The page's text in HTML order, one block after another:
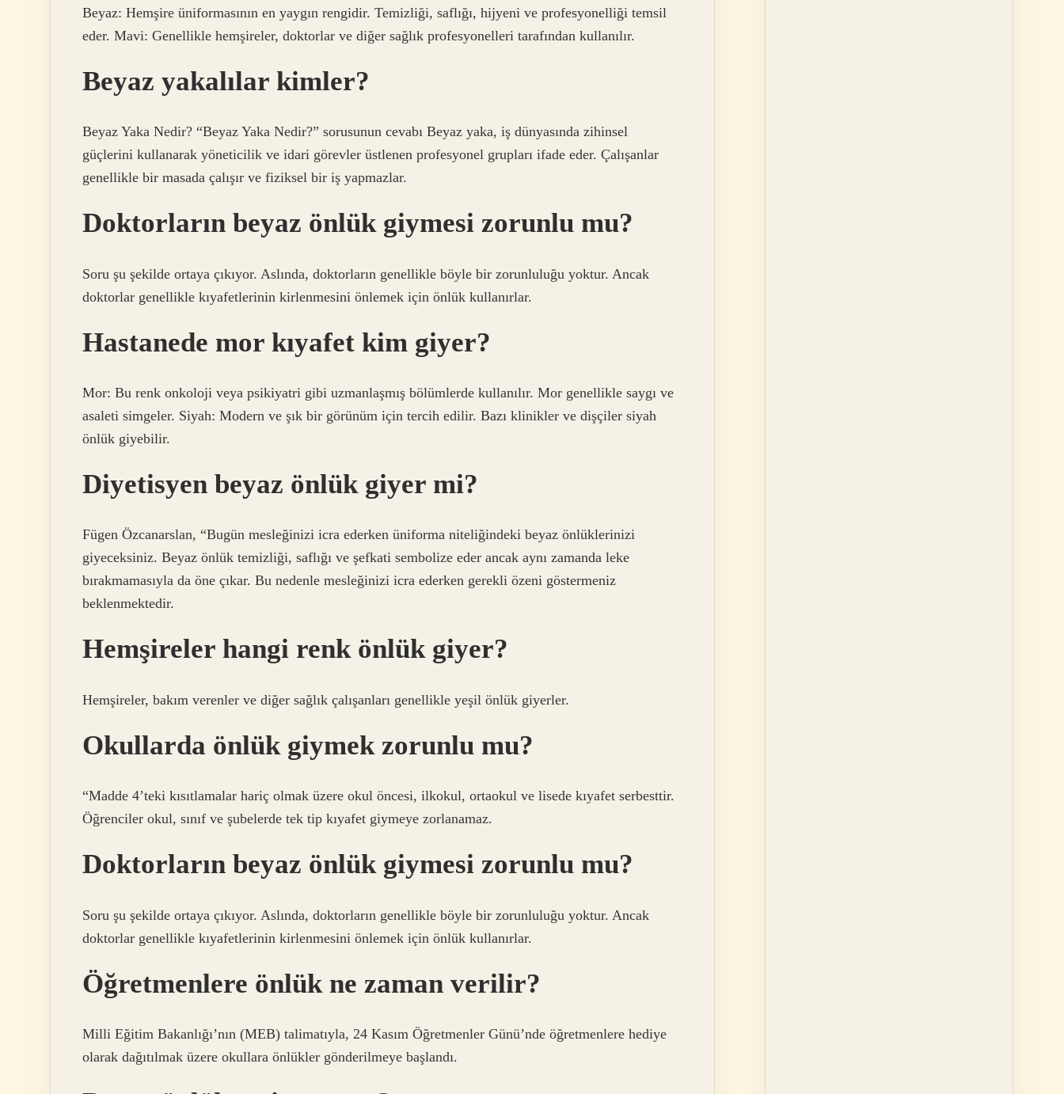
Beyaz: Hemşire üniformasının en yaygın rengidir. Temizliği, saflığı, hijyeni ve profesyonelliği temsil
eder. Mavi: Genellikle hemşireler, doktorlar ve diğer sağlık profesyonelleri tarafından kullanılır.
Beyaz yakalılar kimler?
Beyaz Yaka Nedir? “Beyaz Yaka Nedir?” sorusunun cevabı Beyaz yaka, iş dünyasında zihinsel
güçlerini kullanarak yöneticilik ve idari görevler üstlenen profesyonel grupları ifade eder. Çalışanlar
genellikle bir masada çalışır ve fiziksel bir iş yapmazlar.
Doktorların beyaz önlük giymesi zorunlu mu?
Soru şu şekilde ortaya çıkıyor. Aslında, doktorların genellikle böyle bir zorunluluğu yoktur. Ancak
doktorlar genellikle kıyafetlerinin kirlenmesini önlemek için önlük kullanırlar.
Hastanede mor kıyafet kim giyer?
Mor: Bu renk onkoloji veya psikiyatri gibi uzmanlaşmış bölümlerde kullanılır. Mor genellikle saygı ve
asaleti simgeler. Siyah: Modern ve şık bir görünüm için tercih edilir. Bazı klinikler ve dişçiler siyah
önlük giyebilir.
Diyetisyen beyaz önlük giyer mi?
Fügen Özcanarslan, “Bugün mesleğinizi icra ederken üniforma niteliğindeki beyaz önlüklerinizi
giyeceksiniz. Beyaz önlük temizliği, saflığı ve şefkati sembolize eder ancak aynı zamanda leke
bırakmamasıyla da öne çıkar. Bu nedenle mesleğinizi icra ederken gerekli özeni göstermeniz
beklenmektedir.
Hemşireler hangi renk önlük giyer?
Hemşireler, bakım verenler ve diğer sağlık çalışanları genellikle yeşil önlük giyerler.
Okullarda önlük giymek zorunlu mu?
“Madde 4’teki kısıtlamalar hariç olmak üzere okul öncesi, ilkokul, ortaokul ve lisede kıyafet serbesttir.
Öğrenciler okul, sınıf ve şubelerde tek tip kıyafet giymeye zorlanamaz.
Doktorların beyaz önlük giymesi zorunlu mu?
Soru şu şekilde ortaya çıkıyor. Aslında, doktorların genellikle böyle bir zorunluluğu yoktur. Ancak
doktorlar genellikle kıyafetlerinin kirlenmesini önlemek için önlük kullanırlar.
Öğretmenlere önlük ne zaman verilir?
Milli Eğitim Bakanlığı’nın (MEB) talimatıyla, 24 Kasım Öğretmenler Günü’nde öğretmenlere hediye
olarak dağıtılmak üzere okullara önlükler gönderilmeye başlandı.